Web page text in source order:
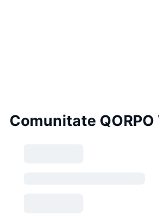
Comunitate QORPO